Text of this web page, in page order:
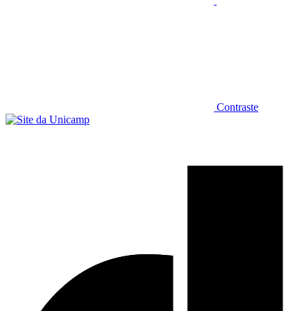
Contraste